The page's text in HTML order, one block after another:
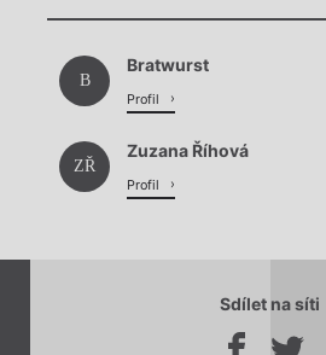
Chviličku.
B
Bratwurst
Profil
ZŘ
Zuzana Říhová
Profil
Sdílet na síti